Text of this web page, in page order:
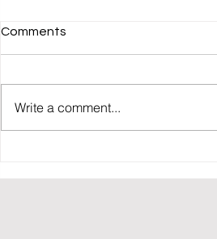
Comments
Write a comment...